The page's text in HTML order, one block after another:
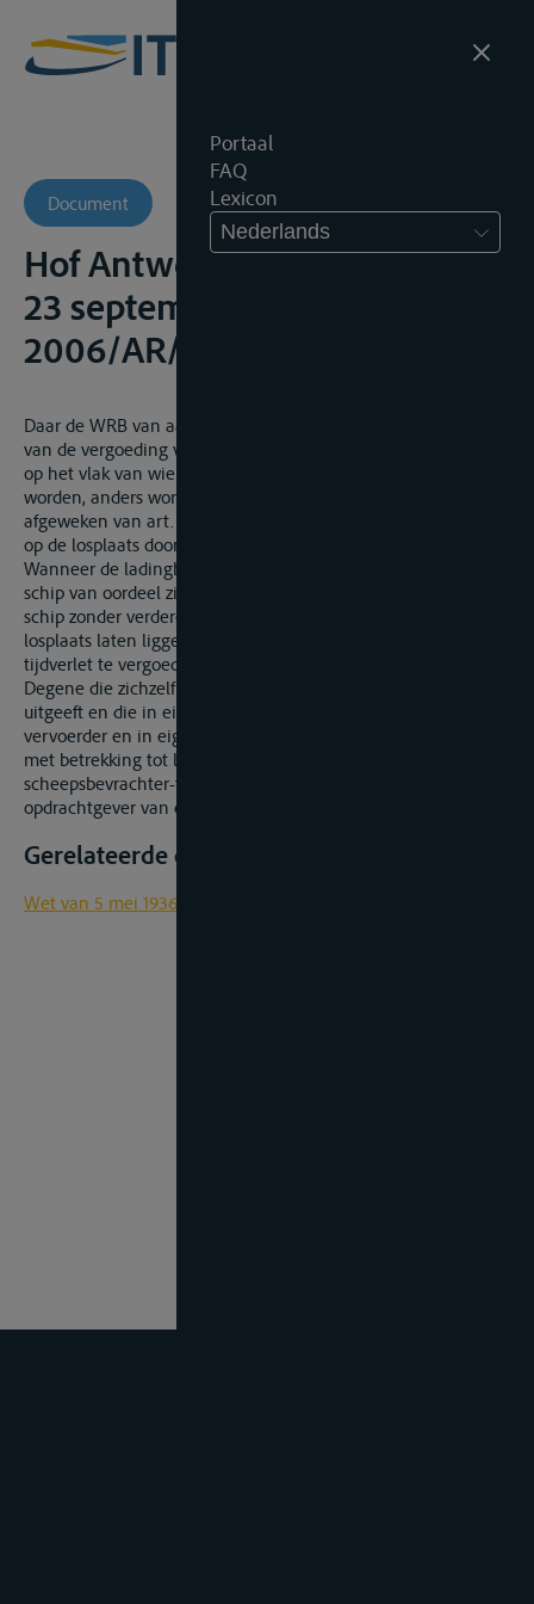
Portaal
FAQ
Lexicon
Nederlands
Document
Hof Antwerpen, 4de Kamer,
23 september 2008, onuitg.,
2006/AR/1428
Daar de WRB van aanvullend recht is, kan zowel op het vlak
van de vergoeding voor lig-, overlig- en extra overligtijden als
op het vlak van wie deze vergoedingen moeten gevorderd
worden, anders worden overeengekomen en aldus worden
afgeweken van art. 25 WRB op grond waarvan het overliggeld
op de losplaats door de geadresseerde verschuldigd is.
Wanneer de ladingbelanghebbenden die bij lossing van het
schip van oordeel zijn dat er schade werd berokkend, het
schip zonder verdere instructies gedurende 11 dagen op de
losplaats laten liggen, zijn zij gehouden het daardoor ontstane
tijdverlet te vergoeden.
Degene die zichzelf in het cognossement als vervrachter
uitgeeft en die in eigen naam instructies geeft aan de
vervoerder en in eigen naam nieuwe afspraken bevestigde
met betrekking tot ligtijd en overliggeld, is geen
scheepsbevrachter-tussenpersoon, maar we bevrachter-
opdrachtgever van de vervoerder.
Gerelateerde documenten
Wet van 5 mei 1936 op de binnenbevrachting